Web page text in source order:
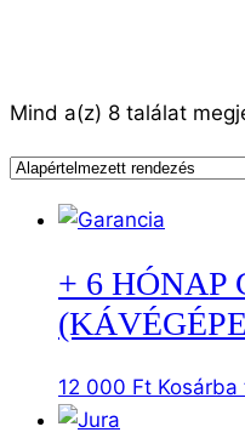
Mind a(z) 8 találat
+ 6 HÓNAP
12 000 Ft Kosárba